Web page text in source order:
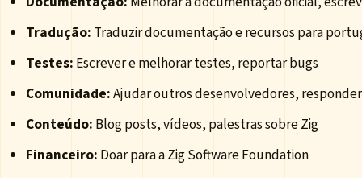
Tradução: Traduzir documentação e recursos para
Testes: Escrever e melhorar testes, reportar bugs
Comunidade:Ajudar outros desenvolvedores,
Conteúdo: Blog posts, vídeos, palestras sobre Zig
Financeiro: Doar para a Zig Software Foundation